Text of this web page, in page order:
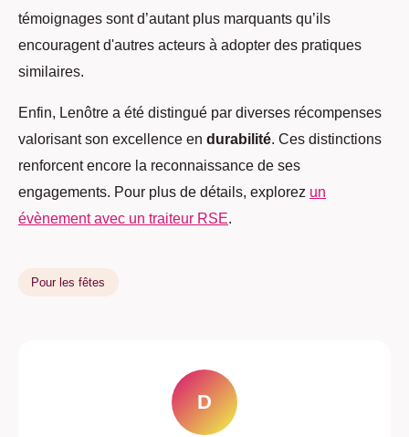
témoignages sont d’autant plus marquants qu’ils
encouragent d'autres acteurs à adopter des pratiques
similaires.
Enfin, Lenôtre a été distingué par diverses récompenses
valorisant son excellence en durabilité. Ces distinctions
renforcent encore la reconnaissance de ses
engagements. Pour plus de détails, explorez un
évènement avec un traiteur RSE.
Pour les fêtes
D